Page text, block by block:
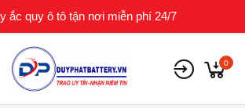
ắc quy ô tô tận nơi miễn phí 24/7
0